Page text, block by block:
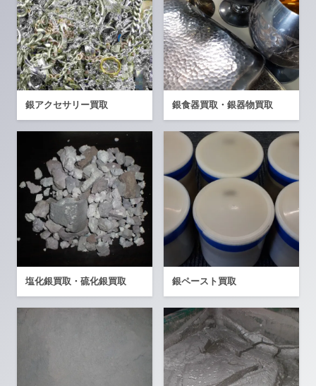
銀アクセサリー買取 銀食器買取・銀器物買取
塩化銀買取・硫化銀買取 銀ペースト買取